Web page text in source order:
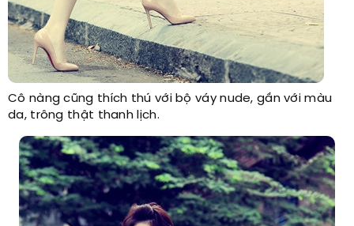
Cô nàng cũng thích thú với bộ váy nude, gần với màu
da, trông thật thanh lịch.